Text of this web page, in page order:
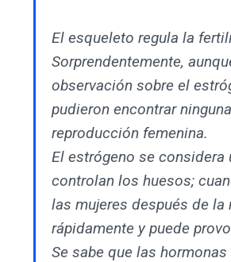
El esqueleto regula la
Sorprendentemente,
observación sobre el
pudieron encontrar
reproducción femenina.
El estrógeno se
controlan los huesos;
las mujeres después de
rápidamente y puede
Se sabe que las